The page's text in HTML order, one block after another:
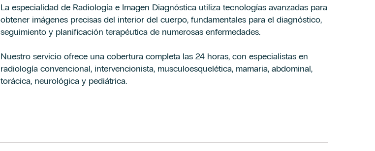
La especialidad de Radiología e Imagen Diagnóstica utiliza tecnologías avanzadas para
obtener imágenes precisas del interior del cuerpo, fundamentales para el diagnóstico,
seguimiento y planificación terapéutica de numerosas enfermedades.
Nuestro servicio ofrece una cobertura completa las 24 horas, con especialistas en
radiología convencional, intervencionista, musculoesquelética, mamaria, abdominal,
torácica, neurológica y pediátrica.